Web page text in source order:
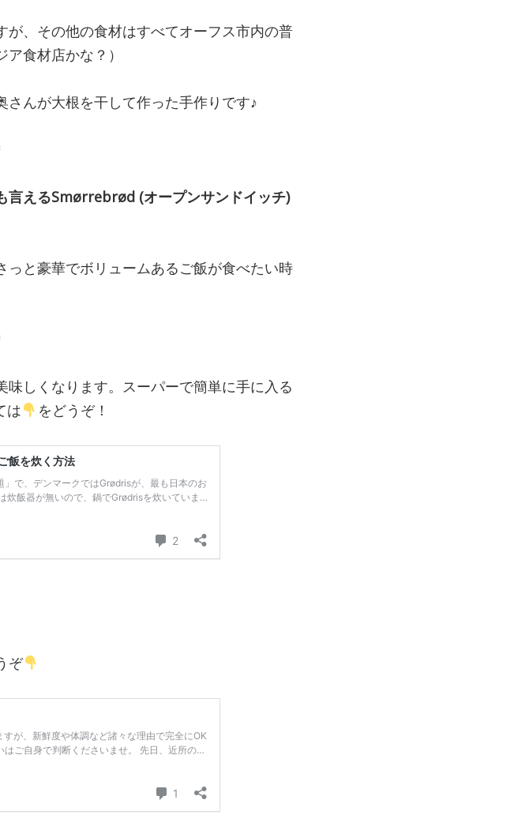
、その他の食材はすべてオーフス市内の普
食材店かな？）
んが大根を干して作った手作りです♪
言えるSmørrebrød (オープンサンドイッチ)
と豪華でボリュームあるご飯が食べたい時
しくなります。スーパーで簡単に手に入る
は
をどうぞ！
ぞ